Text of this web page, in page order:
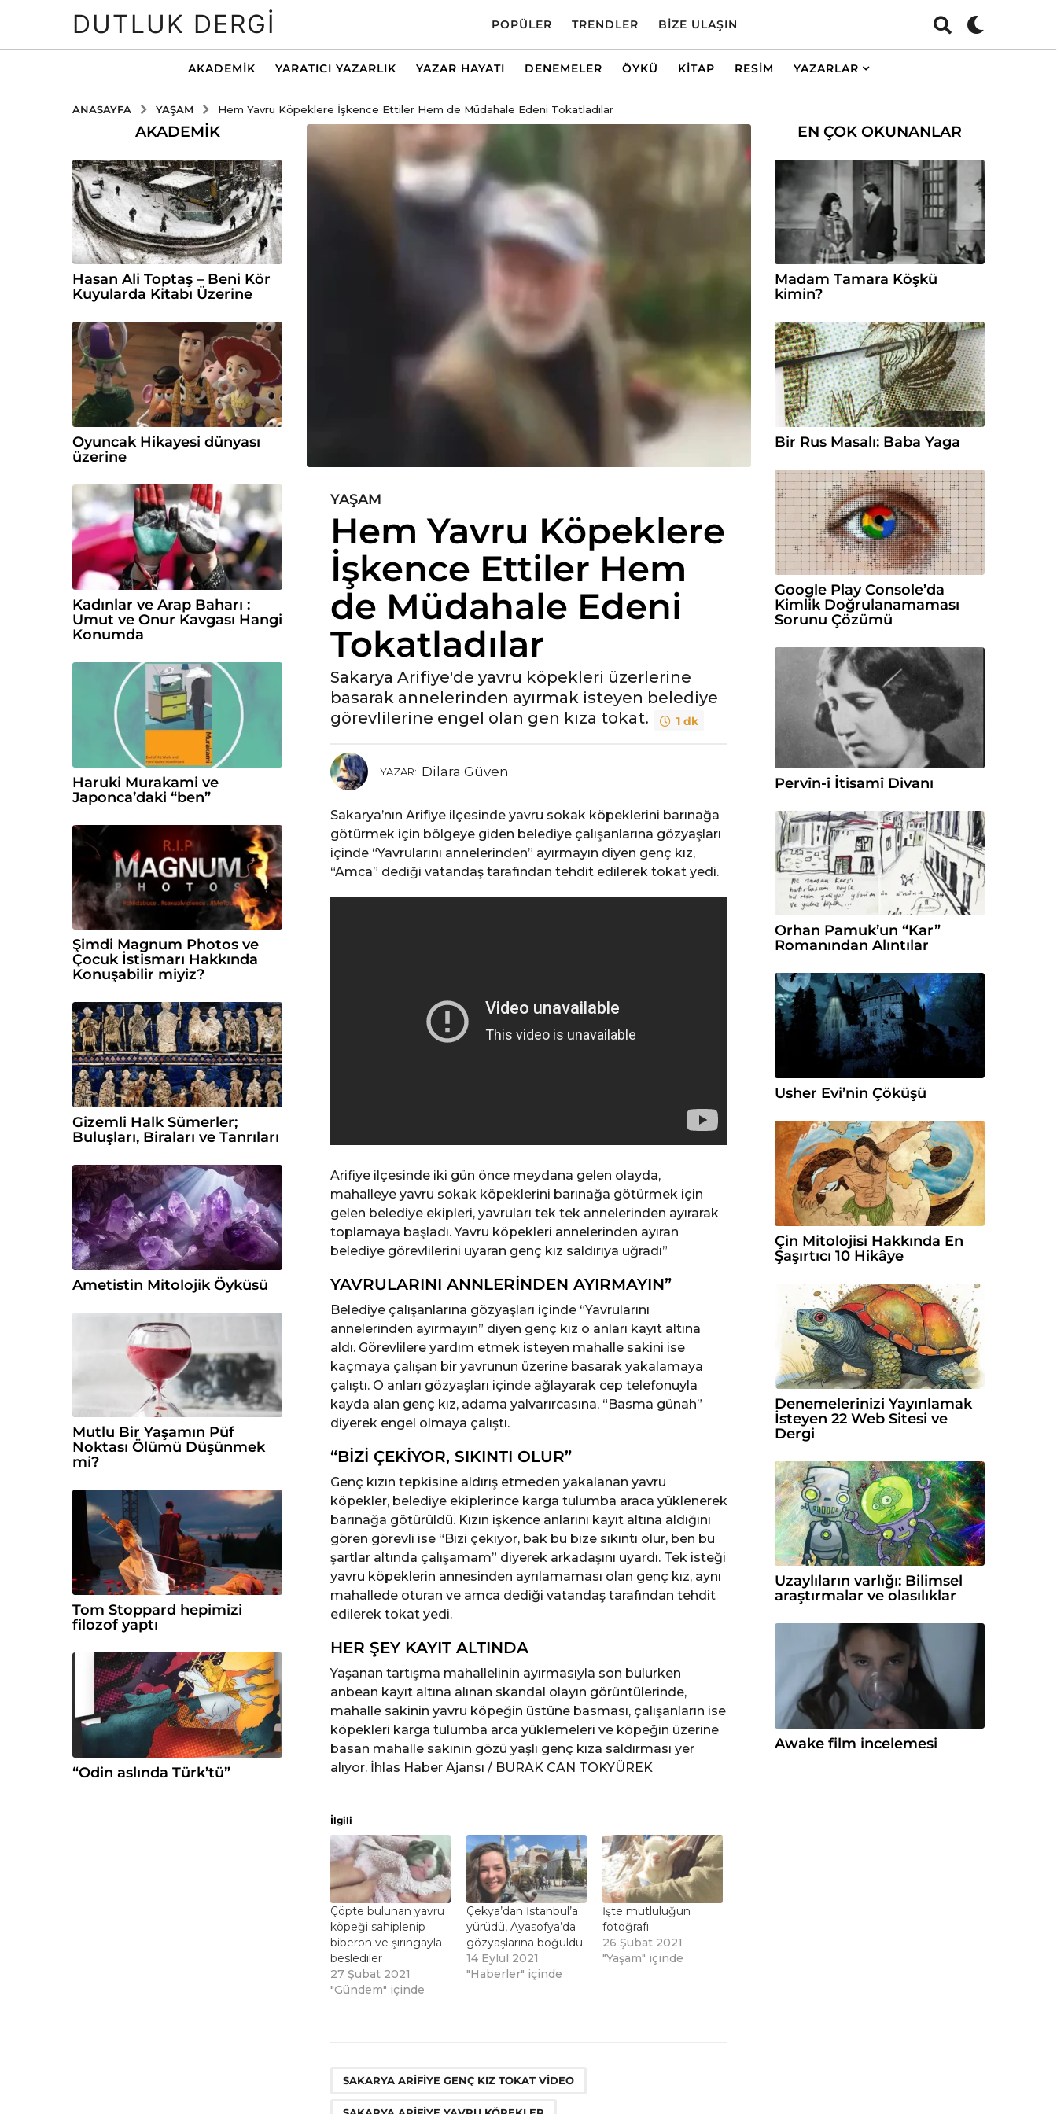
DUTLUK DERGI POPÜLER TRENDLER BIZE ULAŞIN
AKADEMIK YARATICI YAZARLIK YAZAR HAYATI DENEMELER ÖYKÜ KITAP RESIM YAZARLAR
ANASAYFA YAŞAM Hem Yavru Köpeklere İşkence Ettiler Hem de Müdahale Edeni Tokatladılar
6
y
c
e
y
ı
l
ö
c
e
YAŞAM
Hem Yavru Köpeklere
İşkence Ettiler Hem
de Müdahale Edeni
Tokatladılar
Sakarya Arifiye'de yavru köpekleri üzerlerine
basarak annelerinden ayırmak isteyen belediye
görevlilerine engel olan gen kıza tokat.
1 dk
YAZAR: Dilara Güven
Sakarya’nın Arifiye ilçesinde yavru sokak köpeklerini barınağa
götürmek için bölgeye giden belediye çalışanlarına gözyaşları
içinde “Yavrularını annelerinden” ayırmayın diyen genç kız,
“Amca” dediği vatandaş tarafından tehdit edilerek tokat yedi.
Arifiye ilçesinde iki gün önce meydana gelen olayda,
mahalleye yavru sokak köpeklerini barınağa götürmek için
gelen belediye ekipleri, yavruları tek tek annelerinden ayırarak
toplamaya başladı. Yavru köpekleri annelerinden ayıran
belediye görevlilerini uyaran genç kız saldırıya uğradı”
YAVRULARINI ANNLERİNDEN AYIRMAYIN”
Belediye çalışanlarına gözyaşları içinde “Yavrularını
annelerinden ayırmayın” diyen genç kız o anları kayıt altına
aldı. Görevlilere yardım etmek isteyen mahalle sakini ise
kaçmaya çalışan bir yavrunun üzerine basarak yakalamaya
çalıştı. O anları gözyaşları içinde ağlayarak cep telefonuyla
kayda alan genç kız, adama yalvarırcasına, “Basma günah”
diyerek engel olmaya çalıştı.
“BİZİ ÇEKİYOR, SIKINTI OLUR”
Genç kızın tepkisine aldırış etmeden yakalanan yavru
köpekler, belediye ekiplerince karga tulumba araca yüklenerek
barınağa götürüldü. Kızın işkence anlarını kayıt altına aldığını
gören görevli ise “Bizi çekiyor, bak bu bize sıkıntı olur, ben bu
şartlar altında çalışamam” diyerek arkadaşını uyardı. Tek isteği
yavru köpeklerin annesinden ayrılamaması olan genç kız, aynı
mahallede oturan ve amca dediği vatandaş tarafından tehdit
edilerek tokat yedi.
HER ŞEY KAYIT ALTINDA
Yaşanan tartışma mahallelinin ayırmasıyla son bulurken
anbean kayıt altına alınan skandal olayın görüntülerinde,
mahalle sakinin yavru köpeğin üstüne basması, çalışanların ise
köpekleri karga tulumba arca yüklemeleri ve köpeğin üzerine
basan mahalle sakinin gözü yaşlı genç kıza saldırması yer
alıyor. İhlas Haber Ajansı / BURAK CAN TOKYÜREK
İlgili
Çöpte bulunan yavru
köpeği sahiplenip
biberon ve şırıngayla
beslediler
27 Şubat 2021
"Gündem" içinde
Çekya’dan İstanbul’a
yürüdü, Ayasofya’da
gözyaşlarına boğuldu
14 Eylül 2021
"Haberler" içinde
İşte mutluluğun
fotoğrafı
26 Şubat 2021
"Yaşam" içinde
SAKARYA ARIFIYE GENÇ KIZ TOKAT VIDEO
AKADEMIK
Hasan Ali Toptaş – Beni Kör
Kuyularda Kitabı Üzerine
Oyuncak Hikayesi dünyası
üzerine
Kadınlar ve Arap Baharı :
Umut ve Onur Kavgası Hangi
Konumda
Haruki Murakami ve
Japonca’daki “ben”
Şimdi Magnum Photos ve
Çocuk İstismarı Hakkında
Konuşabilir miyiz?
Gizemli Halk Sümerler;
Buluşları, Biraları ve Tanrıları
Ametistin Mitolojik Öyküsü
Mutlu Bir Yaşamın Püf
Noktası Ölümü Düşünmek
mi?
Tom Stoppard hepimizi
filozof yaptı
“Odin aslında Türk’tü”
EN ÇOK OKUNANLAR
Madam Tamara Köşkü
kimin?
Bir Rus Masalı: Baba Yaga
Google Play Console’da
Kimlik Doğrulanamaması
Sorunu Çözümü
Pervîn-î İtisamî Divanı
Orhan Pamuk’un “Kar”
Romanından Alıntılar
Usher Evi’nin Çöküşü
Çin Mitolojisi Hakkında En
Şaşırtıcı 10 Hikâye
Denemelerinizi Yayınlamak
İsteyen 22 Web Sitesi ve
Dergi
Uzaylıların varlığı: Bilimsel
araştırmalar ve olasılıklar
Awake film incelemesi